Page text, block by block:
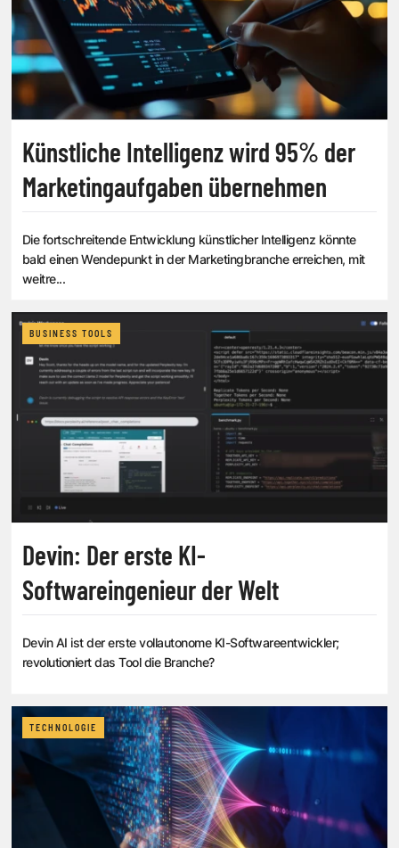
Künstliche Intelligenz wird 95% der
Marketingaufgaben übernehmen
Die fortschreitende Entwicklung künstlicher Intelligenz könnte
bald einen Wendepunkt in der Marketingbranche erreichen, mit
weitre...
BUSINESS TOOLS
Devin: Der erste KI-
Softwareingenieur der Welt
Devin AI ist der erste vollautonome KI-Softwareentwickler;
revolutioniert das Tool die Branche?
TECHNOLOGIE